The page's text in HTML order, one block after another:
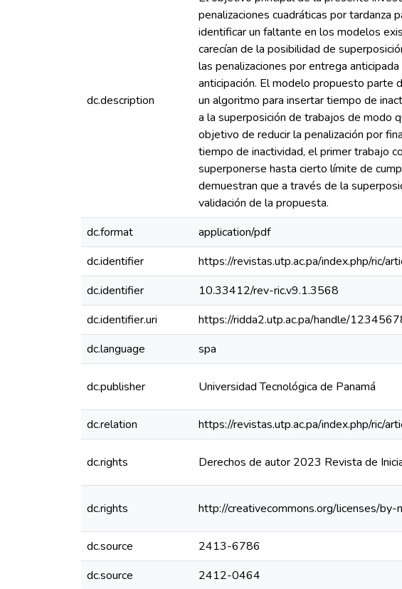
dc.description
penalizaciones cuadráticas por tardanza
identificar un faltante en los modelos
carecían de la posibilidad de
las penalizaciones por entrega
anticipación. El modelo propuesto parte
un algoritmo para insertar tiempo de
a la superposición de trabajos de modo
objetivo de reducir la penalización por
tiempo de inactividad, el primer trabajo
superponerse hasta cierto límite de
demuestran que a través de la
validación de la propuesta.
dc.format
application/pdf
dc.identifier
https://revistas.utp.ac.pa/index.php/ric/
dc.identifier
10.33412/rev-ric.v9.1.3568
dc.identifier.uri
https://ridda2.utp.ac.pa/handle/
dc.language
spa
dc.publisher Universidad Tecnológica de Panamá
dc.relation
https://revistas.utp.ac.pa/index.php/ric/
dc.rights Derechos de autor 2023 Revista de
dc.rights http://creativecommons.org/licenses/by-
dc.source
2413-6786
dc.source
2412-0464